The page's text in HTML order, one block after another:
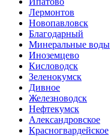
Лермонтов
Новопавловск
Благодарный
Минеральные воды
Иноземцево
Кисловодск
Зеленокумск
Дивное
Железноводск
Нефтекумск
Александровское
Красногвардейское